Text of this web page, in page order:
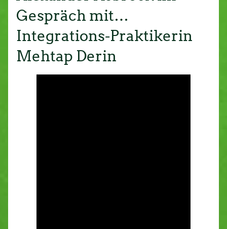
Gespräch mit…
Integrations-Praktikerin
Mehtap Derin